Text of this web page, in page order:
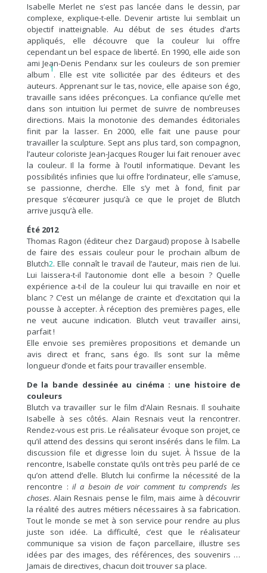
Isabelle Merlet ne s’est pas lancée dans le dessin, par
complexe, explique-t-elle. Devenir artiste lui semblait un
objectif inatteignable. Au début de ses études d’arts
appliqués, elle découvre que la couleur lui offre
cependant un bel espace de liberté. En 1990, elle aide son
ami Jean-Denis Pendanx sur les couleurs de son premier
album
1
. Elle est vite sollicitée par des éditeurs et des
auteurs. Apprenant sur le tas, novice, elle apaise son égo,
travaille sans idées préconçues. La confiance qu’elle met
dans son intuition lui permet de suivre de nombreuses
directions. Mais la monotonie des demandes éditoriales
finit par la lasser. En 2000, elle fait une pause pour
travailler la sculpture. Sept ans plus tard, son compagnon,
l’auteur coloriste Jean-Jacques Rouger lui fait renouer avec
la couleur. Il la forme à l’outil informatique. Devant les
possibilités infinies que lui offre l’ordinateur, elle s’amuse,
se passionne, cherche. Elle s’y met à fond, finit par
presque s’écœurer jusqu’à ce que le projet de Blutch
arrive jusqu’à elle.
Été 2012
Thomas Ragon (éditeur chez Dargaud) propose à Isabelle
de faire des essais couleur pour le prochain album de
Blutch2. Elle connaît le travail de l’auteur, mais rien de lui.
Lui laissera-t-il l’autonomie dont elle a besoin ? Quelle
expérience a-t-il de la couleur lui qui travaille en noir et
blanc ? C’est un mélange de crainte et d’excitation qui la
pousse à accepter. À réception des premières pages, elle
ne veut aucune indication. Blutch veut travailler ainsi,
parfait !
Elle envoie ses premières propositions et demande un
avis direct et franc, sans égo. Ils sont sur la même
longueur d’onde et faits pour travailler ensemble.
De la bande dessinée au cinéma : une histoire de
couleurs
Blutch va travailler sur le film d’Alain Resnais. Il souhaite
Isabelle à ses côtés. Alain Resnais veut la rencontrer.
Rendez-vous est pris. Le réalisateur évoque son projet, ce
qu’il attend des dessins qui seront insérés dans le film. La
discussion file et digresse loin du sujet. À l’issue de la
rencontre, Isabelle constate qu’ils ont très peu parlé de ce
qu’on attend d’elle. Blutch lui confirme la nécessité de la
rencontre :il a besoin de voir comment tu comprends les
choses. Alain Resnais pense le film, mais aime à découvrir
la réalité des autres métiers nécessaires à sa fabrication.
Tout le monde se met à son service pour rendre au plus
juste son idée. La difficulté, c’est que le réalisateur
communique sa vision de façon parcellaire, illustre ses
idées par des images, des références, des souvenirs …
Jamais de directives, chacun doit trouver sa place.